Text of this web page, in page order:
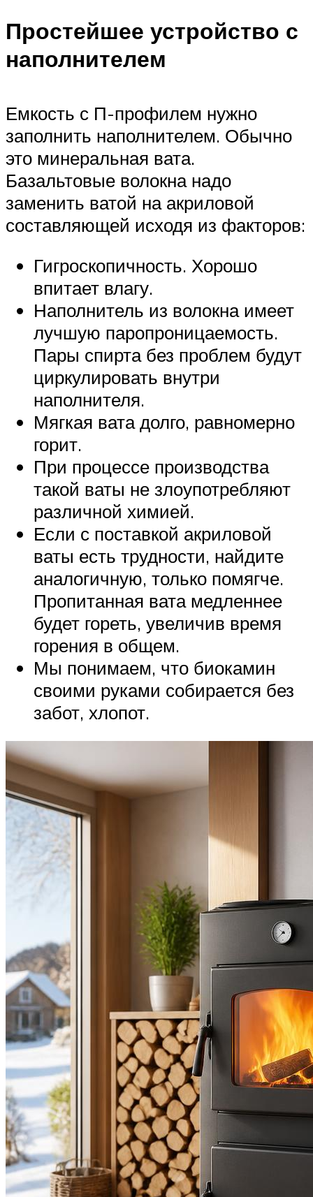
Простейшее устройство с
наполнителем
Емкость с П-профилем нужно
заполнить наполнителем. Обычно
это минеральная вата.
Базальтовые волокна надо
заменить ватой на акриловой
составляющей исходя из факторов:
Гигроскопичность. Хорошо
впитает влагу.
Наполнитель из волокна имеет
лучшую паропроницаемость.
Пары спирта без проблем будут
циркулировать внутри
наполнителя.
Мягкая вата долго, равномерно
горит.
При процессе производства
такой ваты не злоупотребляют
различной химией.
Если с поставкой акриловой
ваты есть трудности, найдите
аналогичную, только помягче.
Пропитанная вата медленнее
будет гореть, увеличив время
горения в общем.
Мы понимаем, что биокамин
своими руками собирается без
забот, хлопот.